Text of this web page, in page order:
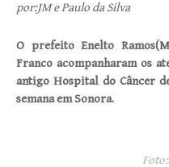
por:JM e Paulo da Silva
O prefeito Enelto
Franco acompanharam os
antigo Hospital do Câncer
semana em Sonora.